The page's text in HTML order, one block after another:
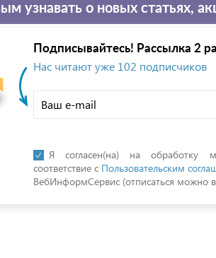
узнавать о новых статьях,
Подписывайтесь! Рассылка 2
Нас читают уже 102 подписчиков
Я согласен(на) на обработку
соответствие с Пользовательским
ВебИнформСервис (отписаться можно